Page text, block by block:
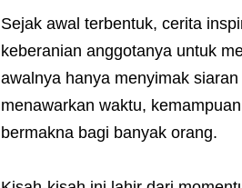
Sejak awal terbentuk, cerita
keberanian anggotanya untuk
awalnya hanya menyimak
menawarkan waktu,
bermakna bagi banyak orang.